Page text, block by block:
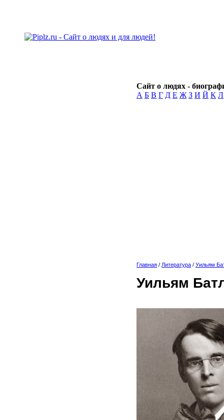
Сайт о людях -
А Б В Г Д Е Ж З И Й К Л
Главная / Литература / Уильям
Уильям